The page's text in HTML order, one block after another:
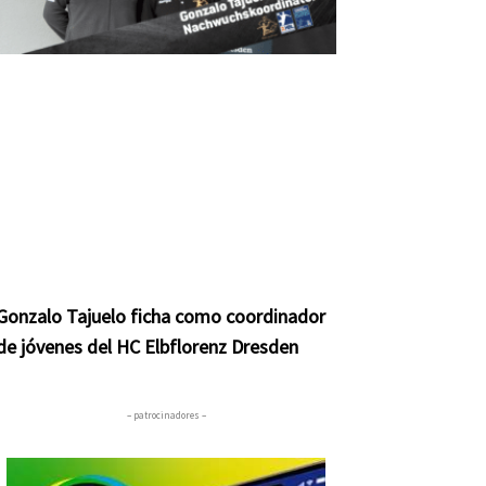
Tajuelo ficha como coordinador
jóvenes del HC Elbflorenz Dresden
– patrocinadores –